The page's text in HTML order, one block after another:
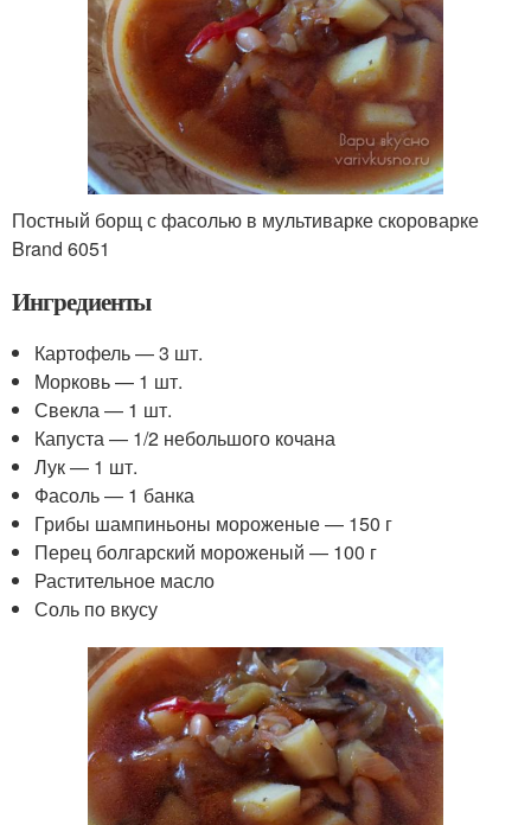
Постный борщ с фасолью в мультиварке скороварке
Brand 6051
Ингредиенты
Картофель — 3 шт.
Морковь — 1 шт.
Свекла — 1 шт.
Капуста — 1/2 небольшого кочана
Лук — 1 шт.
Фасоль — 1 банка
Грибы шампиньоны мороженые — 150 г
Перец болгарский мороженый — 100 г
Растительное масло
Соль по вкусу